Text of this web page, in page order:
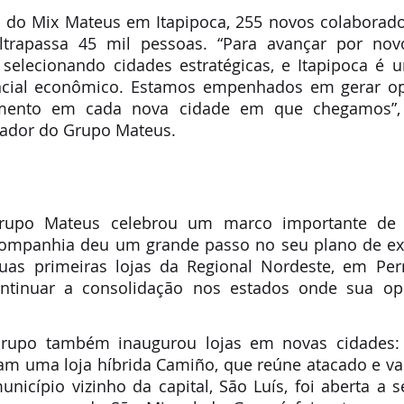
do Mix Mateus em Itapipoca, 255 novos
45 mil pessoas. “Para avançar por
cidades estratégicas, e Itapipoca é
econômico. Estamos empenhados em gerar
em cada nova cidade em que
do Grupo Mateus.
Mateus celebrou um marco importante de
deu um grande passo no seu plano de
primeiras lojas da Regional Nordeste, em
a consolidação nos estados onde sua
também inaugurou lojas em novas
uma loja híbrida Camiño, que reúne atacado e
vizinho da capital, São Luís, foi aberta a